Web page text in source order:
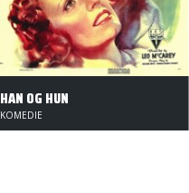
HAN OG HUN
KOMEDIE